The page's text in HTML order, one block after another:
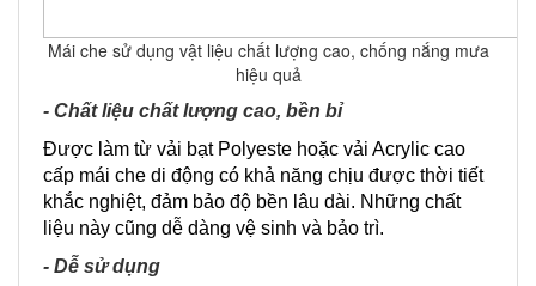
Mái che sử dụng vật liệu chất lượng cao, chống nắng mưa
hiệu quả
- Chất liệu chất lượng cao, bền bỉ
Được làm từ vải bạt Polyeste hoặc vải Acrylic cao
cấp mái che di động có khả năng chịu được thời tiết
khắc nghiệt, đảm bảo độ bền lâu dài. Những chất
liệu này cũng dễ dàng vệ sinh và bảo trì.
- Dễ sử dụng